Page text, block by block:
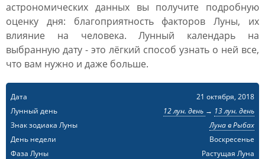
астрономических данных вы получите подробную
оценку дня: благоприятность факторов Луны, их
влияние на человека. Лунный календарь на
выбранную дату - это лёгкий способ узнать о ней все,
что вам нужно и даже больше.
Дата
21 октября, 2018
Лунный день
12 лун. день → 13 лун. день
Знак зодиака Луны
Луна в Рыбах
День недели
Воскресенье
Фаза Луны
Растущая Луна